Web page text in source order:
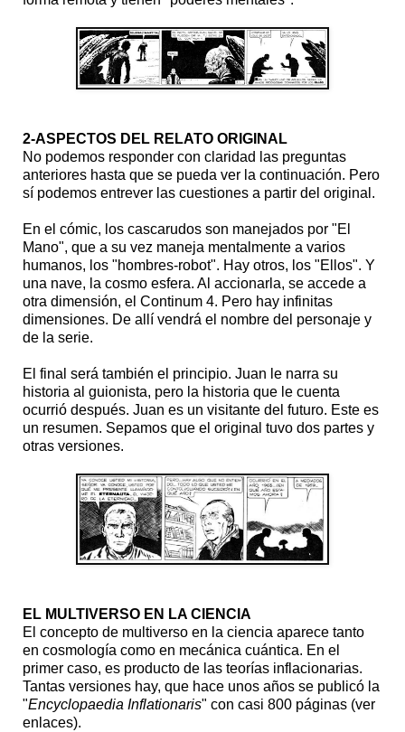
2-ASPECTOS DEL RELATO ORIGINAL
No podemos responder con claridad las preguntas
anteriores hasta que se pueda ver la continuación. Pero
sí podemos entrever las cuestiones a partir del original.
En el cómic, los cascarudos son manejados por "El
Mano", que a su vez maneja mentalmente a varios
humanos, los "hombres-robot". Hay otros, los "Ellos". Y
una nave, la cosmo esfera. Al accionarla, se accede a
otra dimensión, el Continum 4. Pero hay infinitas
dimensiones. De allí vendrá el nombre del personaje y
de la serie.
El final será también el principio. Juan le narra su
historia al guionista, pero la historia que le cuenta
ocurrió después. Juan es un visitante del futuro. Este es
un resumen. Sepamos que el original tuvo dos partes y
otras versiones.
EL MULTIVERSO EN LA CIENCIA
El concepto de multiverso en la ciencia aparece tanto
en cosmología como en mecánica cuántica. En el
primer caso, es producto de las teorías inflacionarias.
Tantas versiones hay, que hace unos años se publicó la
"Encyclopaedia Inflationaris" con casi 800 páginas (ver
enlaces).